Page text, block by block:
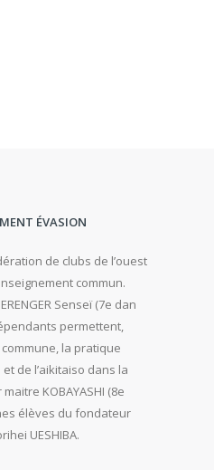
ÉVASION
de clubs de l’ouest
commun.
Senseï (7e dan
permettent,
la pratique
de l’aikitaiso dans la
KOBAYASHI (8e
élèves du fondateur
UESHIBA.